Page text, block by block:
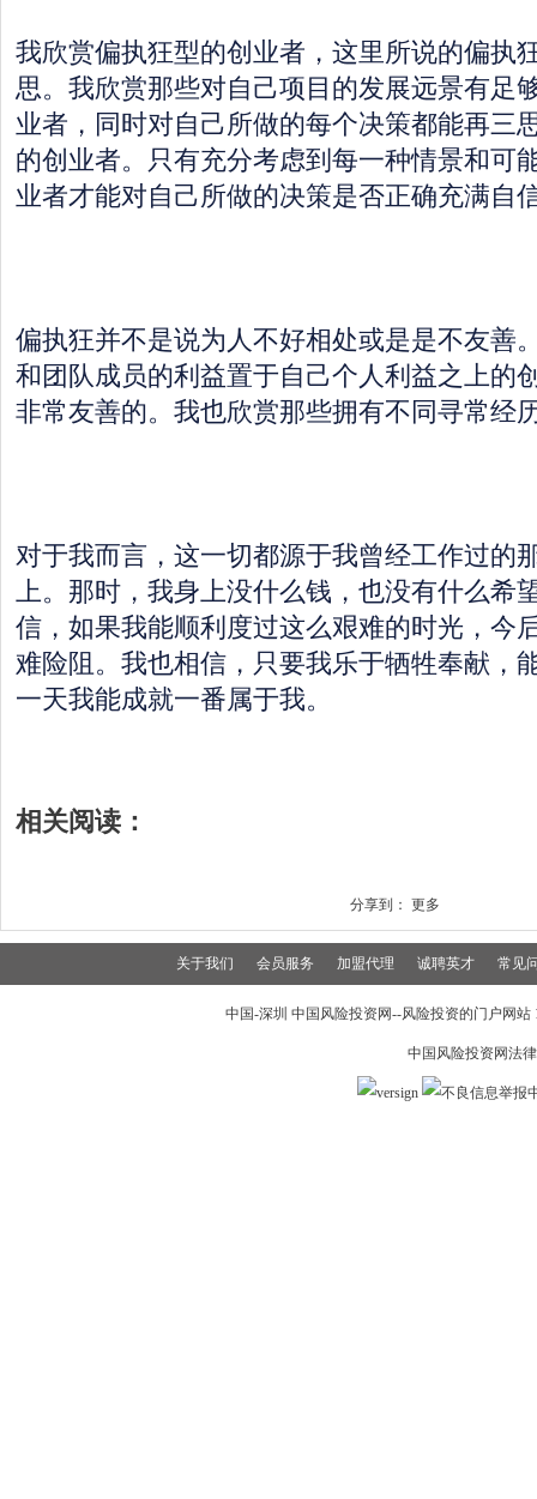
我欣赏偏执狂型的创业者，这里所说的偏执
思。我欣赏那些对自己项目的发展远景有足
业者，同时对自己所做的每个决策都能再三
的创业者。只有充分考虑到每一种情景和可
业者才能对自己所做的决策是否正确充满自
偏执狂并不是说为人不好相处或是是不友善
和团队成员的利益置于自己个人利益之上的
非常友善的。我也欣赏那些拥有不同寻常经
对于我而言，这一切都源于我曾经工作过的
上。那时，我身上没什么钱，也没有什么希
信，如果我能顺利度过这么艰难的时光，今
难险阻。我也相信，只要我乐于牺牲奉献，
一天我能成就一番属于我。
相关阅读：
分享到： 更多
关于我们 会员服务 加盟代理 诚聘英才 常见
中国-深圳 中国风险投资网--风险投资的门户网
中国风险投资网法